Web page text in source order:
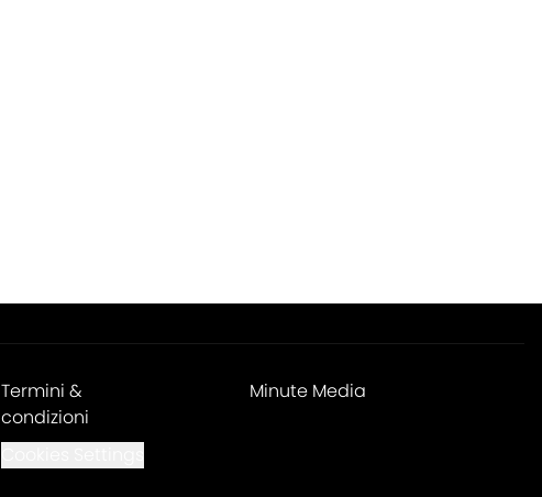
Termini &
condizioni
Minute Media